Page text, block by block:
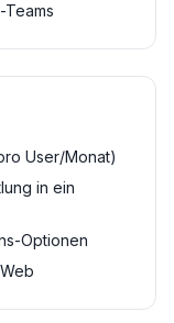
User/Monat)
in ein
Optionen